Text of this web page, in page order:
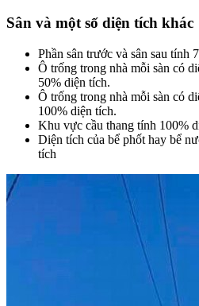
Sân và một số diện tích khác
Phần sân trước và sân sau tính
Ô trống trong nhà mỗi sàn có
50% diện tích.
Ô trống trong nhà mỗi sàn có
100% diện tích.
Khu vực cầu thang tính 100%
Diện tích của bể phốt hay bể
tích